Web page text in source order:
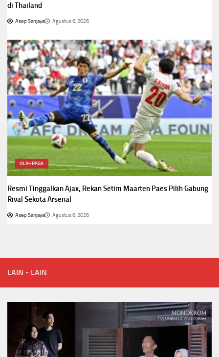
di Thailand
Asep Sanjaya Agustus 6, 2026
OLAHRAGA
Resmi Tinggalkan Ajax, Rekan Setim Maarten Paes Pilih Gabung
Rival Sekota Arsenal
Asep Sanjaya Agustus 6, 2026
LAIN - LAIN